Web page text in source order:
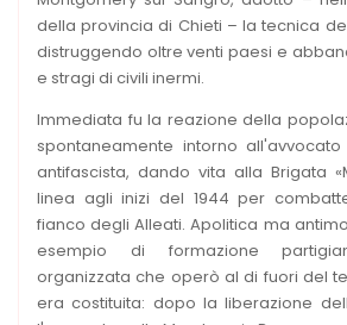
della provincia di Chieti – la tecnica
distruggendo oltre venti paesi e
e stragi di civili inermi.
Immediata fu la reazione della
spontaneamente intorno
antifascista, dando vita alla Brigata
linea agli inizi del 1944 per
fianco degli Alleati. Apolitica ma
esempio di formazione
organizzata che operò al di fuori del
era costituita: dopo la liberazione